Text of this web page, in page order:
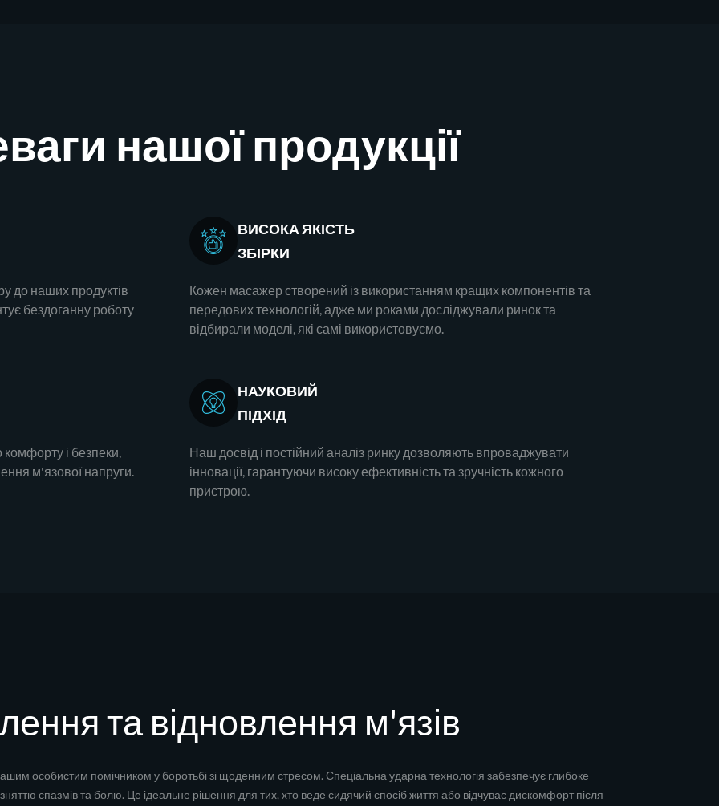
нашої продукції
до наших продуктів
бездоганну роботу
ВИСОКА ЯКІСТЬ
ЗБІРКИ
Кожен масажер створений із використанням кращих компонентів та
передових технологій, адже ми роками досліджували ринок та
відбирали моделі, які самі використовуємо.
і безпеки,
м'язової напруги.
НАУКОВИЙ
ПІДХІД
Наш досвід і постійний аналіз ринку дозволяють впроваджувати
інновації, гарантуючи високу ефективність та зручність кожного
пристрою.
та відновлення м'язів
особистим помічником у боротьбі зі щоденним стресом. Спеціальна ударна технологія забезпечує глибоке
спазмів та болю. Це ідеальне рішення для тих, хто веде сидячий спосіб життя або відчуває дискомфорт після